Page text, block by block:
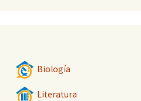
Biología
Literatura